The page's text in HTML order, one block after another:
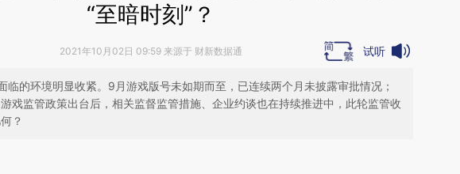
“至暗时刻”？
2021年10月02日 09:59 来源于 财新数据通 试听
临的环境明显收紧。9月游戏版号未如期而至，已连续两个月未披露审批情况；
戏监管政策出台后，相关监督监管措施、企业约谈也在持续推进中，此轮监管收
？